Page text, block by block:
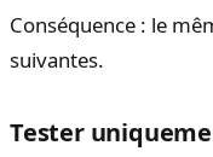
Conséquence : le
suivantes.
Tester